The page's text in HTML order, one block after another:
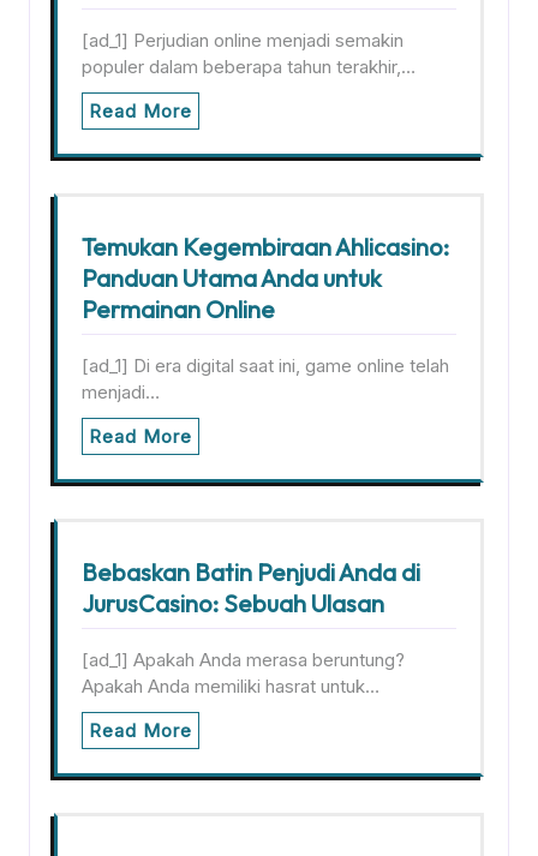
[ad_1] Perjudian online menjadi semakin
populer dalam beberapa tahun terakhir,…
Read More
Temukan Kegembiraan Ahlicasino:
Panduan Utama Anda untuk
Permainan Online
[ad_1] Di era digital saat ini, game online telah
menjadi…
Read More
Bebaskan Batin Penjudi Anda di
JurusCasino: Sebuah Ulasan
[ad_1] Apakah Anda merasa beruntung?
Apakah Anda memiliki hasrat untuk…
Read More